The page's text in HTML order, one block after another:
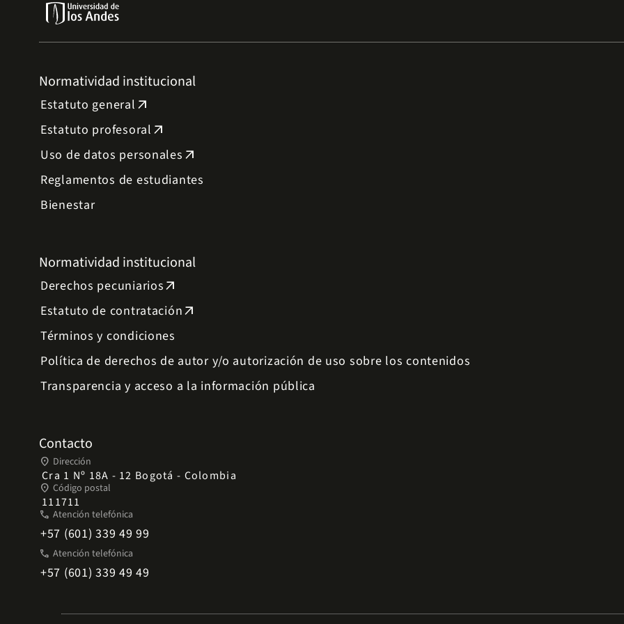
Normatividad institucional
Estatuto general arrow_outward
Estatuto profesoral arrow_outward
Uso de datos personales arrow_outward
Reglamentos de estudiantes
Bienestar
Normatividad institucional
Derechos pecuniariosarrow_outward
Estatuto de contrataciónarrow_outward
Términos y condiciones
Política de derechos de autor y/o autorización de uso sobre los contenidos
Transparencia y acceso a la información pública
Contacto
place Dirección
Cra 1 Nº 18A - 12 Bogotá - Colombia
place Código postal
111711
phone Atención telefónica
+57 (601) 339 49 99
phone Atención telefónica
+57 (601) 339 49 49